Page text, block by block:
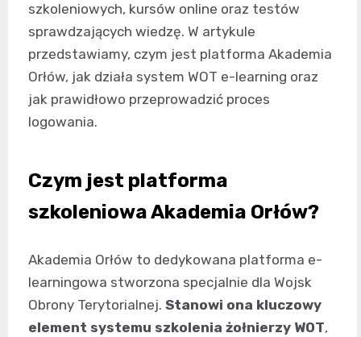
szkoleniowych, kursów online oraz testów
sprawdzających wiedzę. W artykule
przedstawiamy, czym jest platforma Akademia
Orłów, jak działa system WOT e-learning oraz
jak prawidłowo przeprowadzić proces
logowania.
Czym jest platforma
szkoleniowa Akademia Orłów?
Akademia Orłów to dedykowana platforma e-
learningowa stworzona specjalnie dla Wojsk
Obrony Terytorialnej. Stanowi ona kluczowy
element systemu szkolenia żołnierzy WOT,